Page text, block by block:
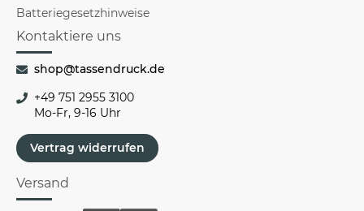
Batteriegesetzhinweise
Kontaktiere uns
shop@tassendruck.de
+49 751 2955 3100
Mo-Fr, 9-16 Uhr
Vertrag widerrufen
Versand